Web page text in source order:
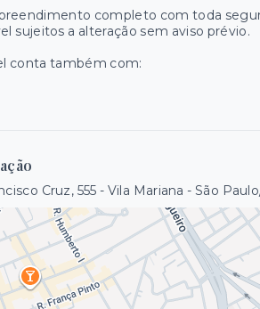
completo com toda
sujeitos a alteração sem aviso prévio.
conta também com:
Cruz, 555 - Vila Mariana - São